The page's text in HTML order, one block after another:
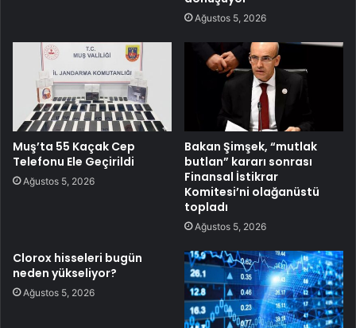
Ağustos 5, 2026
Muş’ta 55 Kaçak Cep
Telefonu Ele Geçirildi
Ağustos 5, 2026
Bakan Şimşek, “mutlak
butlan” kararı sonrası
Finansal İstikrar
Komitesi’ni olağanüstü
topladı
Ağustos 5, 2026
Clorox hisseleri bugün
neden yükseliyor?
Ağustos 5, 2026